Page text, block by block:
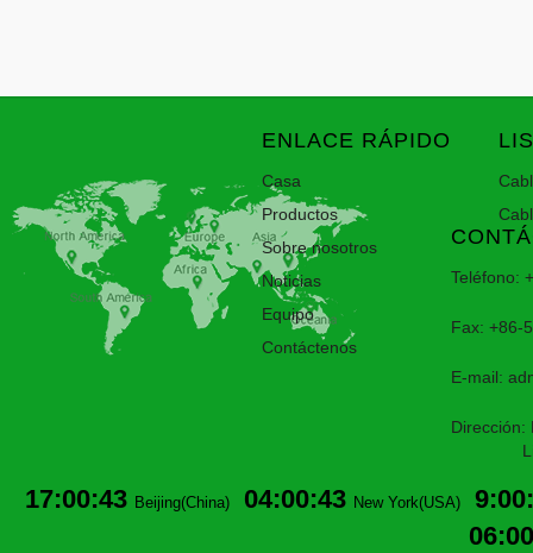
ENLACE RÁPIDO
Casa
Productos
Sobre nosotros
Noticias
Equipo
Contáctenos
Teléfono:
Fax: +86-
E-mail:
Dirección:
17:00:43 Beijing(China) 04:00:43 New York(USA)